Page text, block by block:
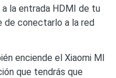
la entrada HDMI de tu
de conectarlo a la red
enciende el Xiaomi MI
que tendrás que